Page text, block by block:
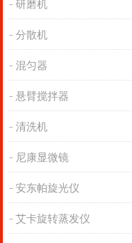
研磨机
分散机
混匀器
悬臂搅拌器
清洗机
尼康显微镜
安东帕旋光仪
艾卡旋转蒸发仪